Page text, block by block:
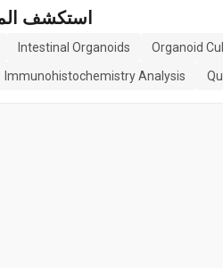
استكشف
Intestinal Organoids Organoid
Immunohistochemistry Analysis